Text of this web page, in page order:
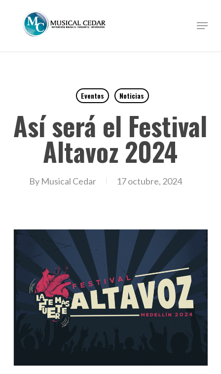
Menu
Eventos Noticias
Así será el Festival
Altavoz 2024
By Musical Cedar 17 octubre, 2024
Close